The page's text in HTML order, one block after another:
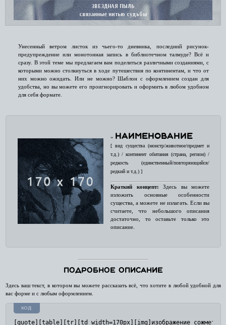
ЗВЕЗДНАЯ ПЫЛЬ
связанные нитью судьбы
Унесенный ветром листок из чьего-то дневника, последний рисунок-
предупреждение или монотонная запись в библиотечном талмуде? Всё и
сразу. В этой теме мы предлагаем вам поделиться различными созданиями, с
которыми можно столкнуться в ходе путешествия по континентам, и что от
них можно ожидать. Или не можно? Шаблон с оформлением создан для
удобства, но вы можете его проигнорировать и оформить в любом удобном
для себя формате.
» НАИМЕНОВАНИЕ
[ вид существа (монстр/животное/предмет и
т.д.) / континент обитания (страна, регион) /
редкость (единственный/повторяющийся/
редкий и т.д.) ]
Краткий концепт: Здесь вы можете
изложить основные особенности
существа, а можете не излагать. Если вы
считаете, что небольшого описания
достаточно, то оставьте только это
описание.
Подробное описание
Здесь ваш текст, в котором вы можете рассказать всё, что хотите в любой удобной для
вас форме и с любым оформлением.
КОД:
[quote][table][tr][td width=170px][img]изображение сожмется